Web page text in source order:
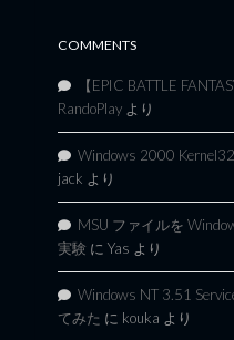
COMMENTS
【EPIC BATTLE
RandoPlay より
Windows 2000
jack より
MSU ファイルを
実験 に Yas より
Windows NT 3.51
てみた に kouka より